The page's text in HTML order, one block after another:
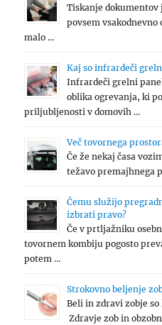
Tiskanje dokumentov
povsem
malo …
Kaj so infrardeči
Infrardeči grelni
oblika ogrevanja, ki
priljubljenosti v domovih …
Več tovornega
Če že nekaj časa
težavo premajhnega
Čemu služijo
izbrati pravo?
Če v prtljažniku
tovornem kombiju pogosto
potem …
Strokovno beljenje
Beli in zdravi zobje
Zdravje zob in